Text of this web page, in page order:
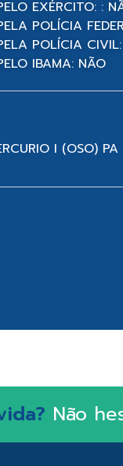
EXÉRCITO: :
POLÍCIA
POLÍCIA
IBAMA: NÃO
I (OSO)
Não